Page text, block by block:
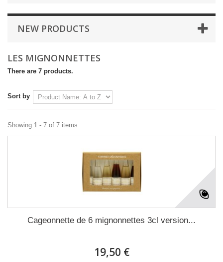
NEW PRODUCTS
LES MIGNONNETTES
There are 7 products.
Sort by
Showing 1 - 7 of 7 items
Cageonnette de 6 mignonnettes 3cl version...
19,50 €